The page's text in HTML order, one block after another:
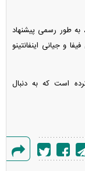
به طور رسمی پیشنهاد
و جیانی اینفانتینو
است که به دنبال